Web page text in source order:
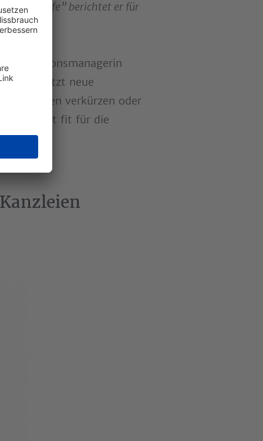
berichtet er für
Innovationsmanagerin
zuletzt neue
verkürzen oder
Geschäft fit für die